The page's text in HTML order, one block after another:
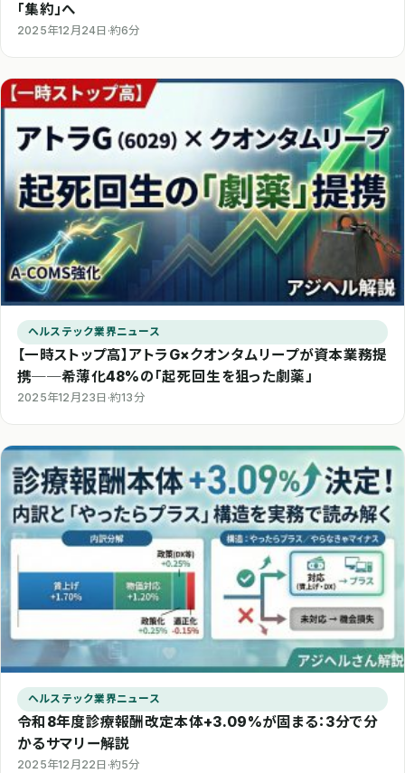
「集約」へ
2025年12月24日 ·約6分
ヘルステック業界ニュース
【一時ストップ高】アトラG×クオンタムリープが資本業務提
携──希薄化48%の「起死回生を狙った劇薬」
2025年12月23日 ·約13分
ヘルステック業界ニュース
令和8年度診療報酬改定本体+3.09%が固まる：3分で分
かるサマリー解説
2025年12月22日 ·約5分